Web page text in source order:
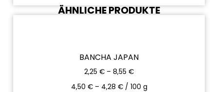
ÄHNLICHE PRODUKTE
BANCHA JAPAN
2,25 € – 8,55 €
4,50 €– 4,28 €/ 100 g